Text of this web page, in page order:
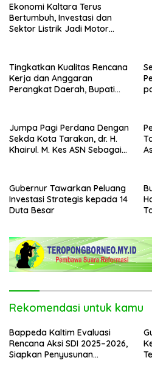
Ekonomi Kaltara Terus
Bertumbuh, Investasi dan
Sektor Listrik Jadi Motor
Tingkatkan Kualitas Rencana
Kerja dan Anggaran
Perangkat Daerah, Bupati
Jumpa Pagi Perdana Dengan
Sekda Kota Tarakan, dr. H.
Khairul. M. Kes ASN Sebagai
Gubernur Tawarkan Peluang
Investasi Strategis kepada 14
Duta Besar
Rekomendasi untuk kamu
Bappeda Kaltim Evaluasi
Rencana Aksi SDI 2025–2026,
Siapkan Penyusunan